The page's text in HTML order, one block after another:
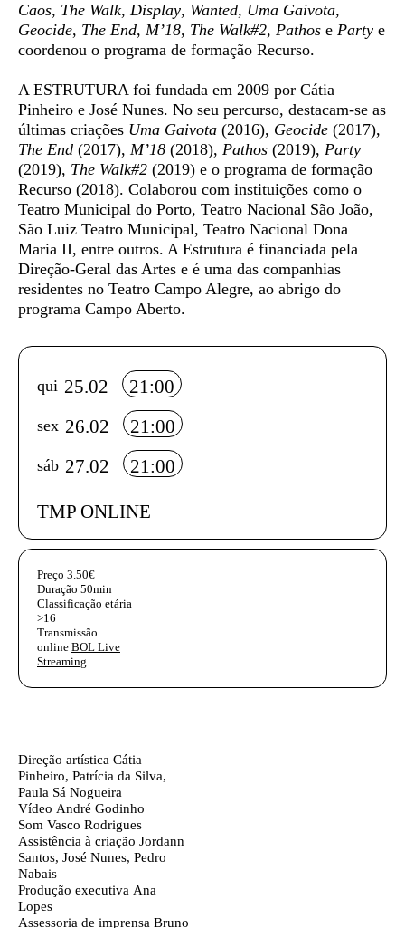
Caos, The Walk, Display, Wanted, Uma Gaivota,
Geocide, The End, M’18, The Walk#2, Pathos e Party e
coordenou o programa de formação Recurso.
A ESTRUTURA foi fundada em 2009 por Cátia
Pinheiro e José Nunes. No seu percurso, destacam-se as
últimas criações Uma Gaivota (2016), Geocide (2017),
The End (2017), M’18 (2018), Pathos (2019), Party
(2019), The Walk#2 (2019) e o programa de formação
Recurso (2018). Colaborou com instituições como o
Teatro Municipal do Porto, Teatro Nacional São João,
São Luiz Teatro Municipal, Teatro Nacional Dona
Maria II, entre outros. A Estrutura é financiada pela
Direção-Geral das Artes e é uma das companhias
residentes no Teatro Campo Alegre, ao abrigo do
programa Campo Aberto.
Info sobre horário e bilhetes
qui 25.02 21:00
sex 26.02 21:00
sáb 27.02 21:00
TMP ONLINE
InformaÃ§Ã£o adicional
Preço 3.50€
Duração 50min
Classificação etária
>16
Transmissão
online BOL Live
Streaming
Direção artística Cátia
Pinheiro, Patrícia da Silva,
Paula Sá Nogueira
Vídeo André Godinho
Som Vasco Rodrigues
Assistência à criação Jordann
Santos, José Nunes, Pedro
Nabais
Produção executiva Ana
Lopes
Assessoria de imprensa Bruno